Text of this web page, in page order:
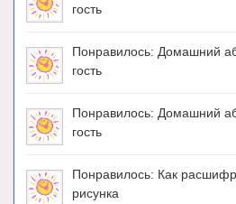
гость
Понравилось: Домашний
гость
Понравилось: Домашний
гость
Понравилось: Как
рисунка